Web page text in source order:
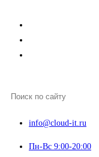
info@cloud-it.ru
Пн-Вс 9:00-20:00